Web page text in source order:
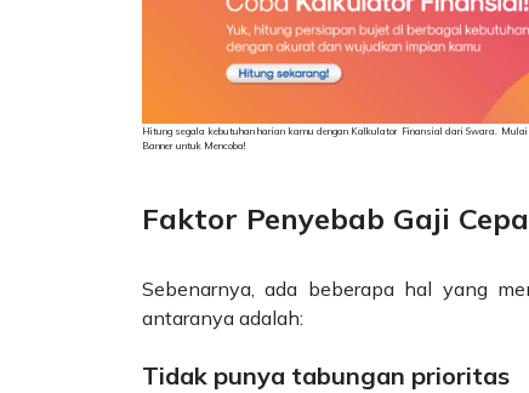
Hitung segala kebutuhan harian kamu dengan Kalkulator Finansial dari Swara.
Banner untuk Mencoba!
Faktor Penyebab Gaji
Sebenarnya, ada beberapa hal yang
antaranya adalah:
Tidak punya tabungan prioritas